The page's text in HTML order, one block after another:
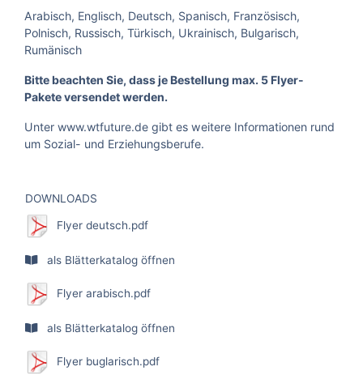
Arabisch, Englisch, Deutsch, Spanisch, Französisch,
Polnisch, Russisch, Türkisch, Ukrainisch, Bulgarisch,
Rumänisch
Bitte beachten Sie, dass je Bestellung max. 5 Flyer-
Pakete versendet werden.
Unter www.wtfuture.de gibt es weitere Informationen rund
um Sozial- und Erziehungsberufe.
DOWNLOADS
Flyer deutsch.pdf
als Blätterkatalog öffnen
Flyer arabisch.pdf
als Blätterkatalog öffnen
Flyer buglarisch.pdf